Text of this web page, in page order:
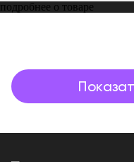
подробнее о товаре